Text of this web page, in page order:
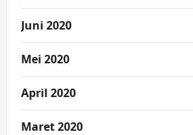
Juni 2020
Mei 2020
April 2020
Maret 2020